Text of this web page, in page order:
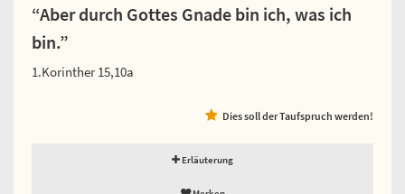
“Aber durch Gottes Gnade bin ich, was ich
bin.”
1.Korinther 15,10a
Dies soll der Taufspruch werden!
Erläuterung